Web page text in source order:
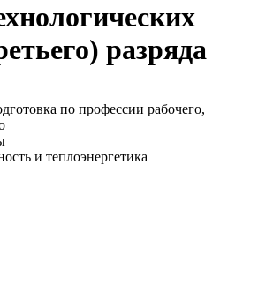
разряда
по профессии рабочего,
и теплоэнергетика